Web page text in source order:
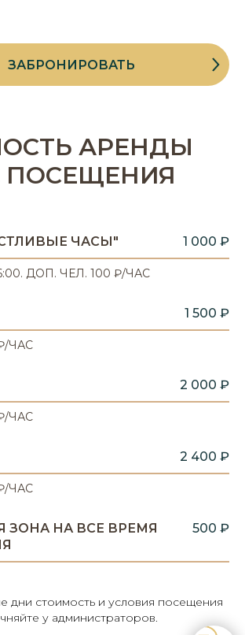
ЗАБРОНИРОВАТЬ
АРЕНДЫ
ПОСЕЩЕНИЯ
ЧАСЫ" 1 000 ₽
ДОП. ЧЕЛ. 100 ₽/ЧАС
1 500 ₽
ЧАС
2 000 ₽
ЧАС
2 400 ₽
ЧАС
ЗОНА НА ВСЕ ВРЕМЯ
500 ₽
дни стоимость и условия посещения
у администраторов.